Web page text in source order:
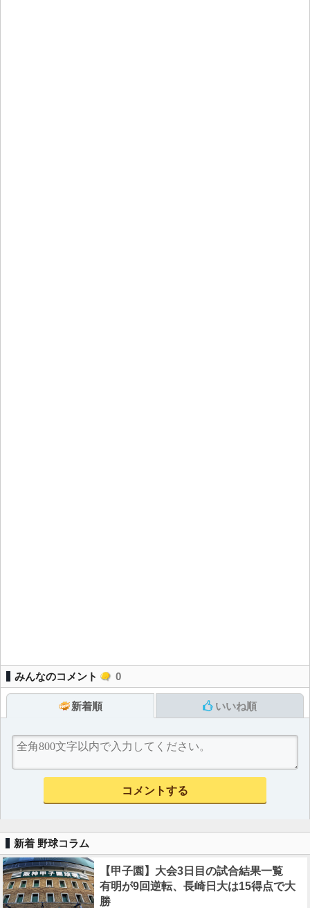
みんなのコメント 0
新着順 いいね順
新着 野球コラム
【甲子園】大会3日目の試合結果一覧
有明が9回逆転、長崎日大は15得点で大
勝